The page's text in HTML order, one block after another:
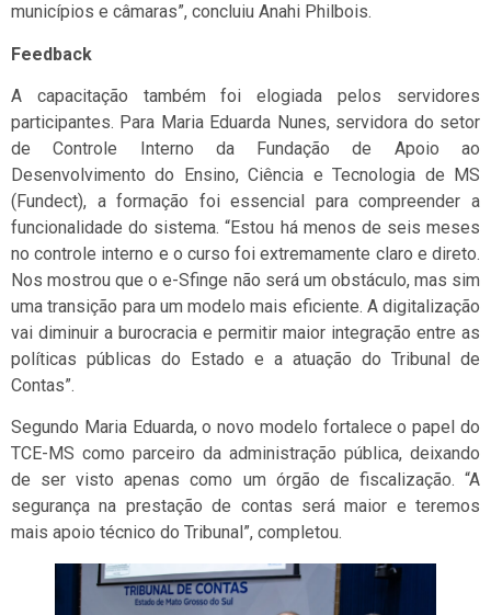
municípios e câmaras”, concluiu Anahi Philbois.
Feedback
A capacitação também foi elogiada pelos servidores
participantes. Para Maria Eduarda Nunes, servidora do setor
de Controle Interno da Fundação de Apoio ao
Desenvolvimento do Ensino, Ciência e Tecnologia de MS
(Fundect), a formação foi essencial para compreender a
funcionalidade do sistema. “Estou há menos de seis meses
no controle interno e o curso foi extremamente claro e direto.
Nos mostrou que o e-Sfinge não será um obstáculo, mas sim
uma transição para um modelo mais eficiente. A digitalização
vai diminuir a burocracia e permitir maior integração entre as
políticas públicas do Estado e a atuação do Tribunal de
Contas”.
Segundo Maria Eduarda, o novo modelo fortalece o papel do
TCE-MS como parceiro da administração pública, deixando
de ser visto apenas como um órgão de fiscalização. “A
segurança na prestação de contas será maior e teremos
mais apoio técnico do Tribunal”, completou.